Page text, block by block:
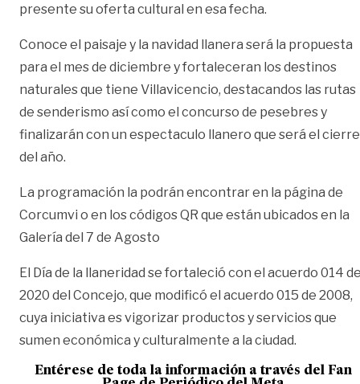
presente su oferta cultural en esa fecha.
Conoce el paisaje y la navidad llanera será la propuesta
para el mes de diciembre y fortaleceran los destinos
naturales que tiene Villavicencio, destacandos las rutas
de senderismo así como el concurso de pesebres y
finalizarán con un espectaculo llanero que será el cierre
del año.
La programación la podrán encontrar en la página de
Corcumvi o en los códigos QR que están ubicados en la
Galería del 7 de Agosto
El Día de la llaneridad se fortaleció con el acuerdo 014
2020 del Concejo, que modificó el acuerdo 015 de 2008,
cuya iniciativa es vigorizar productos y servicios que
sumen económica y culturalmente a la ciudad.
Entérese de toda la información a través del Fan